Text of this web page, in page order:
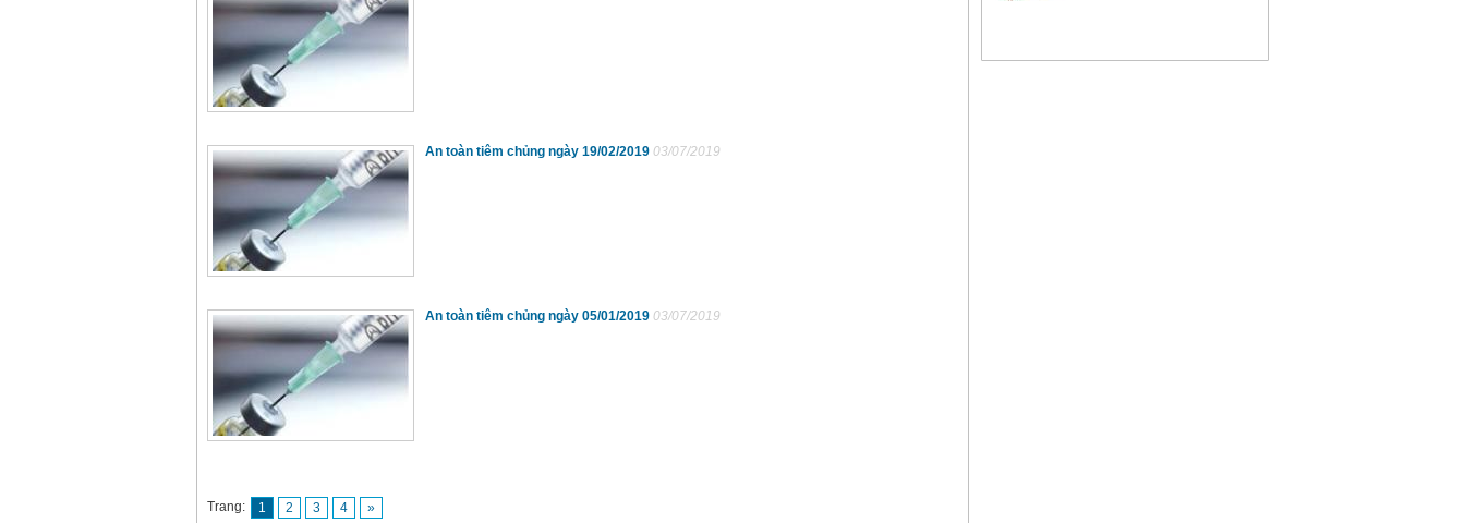
An toàn tiêm chủng ngày 19/02/2019 03/07/2019
An toàn tiêm chủng ngày 05/01/2019 03/07/2019
Trang: 1 2 3 4 »